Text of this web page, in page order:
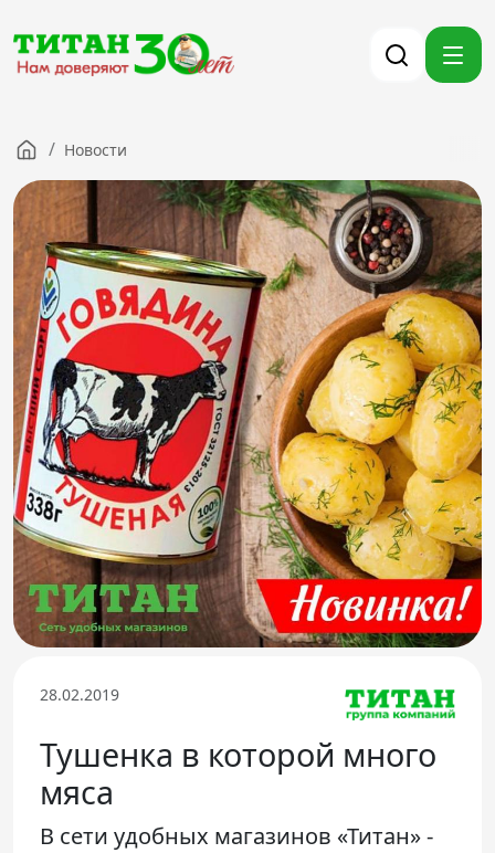
Компания
Партнерам
Тендеры
Вакансии
Новости
Контакты
Версия для слабовидящих
8 (3012) 411-099
Телефон доверия
/ Новости
28.02.2019
Тушенка в которой много
мяса
В сети удобных магазинов «Титан» -